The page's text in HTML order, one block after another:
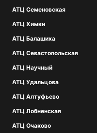
АТЦ Семеновская
АТЦ Химки
АТЦ Балашиха
АТЦ Севастопольская
АТЦ Научный
АТЦ Удальцова
АТЦ Алтуфьево
АТЦ Лобненская
АТЦ Очаково